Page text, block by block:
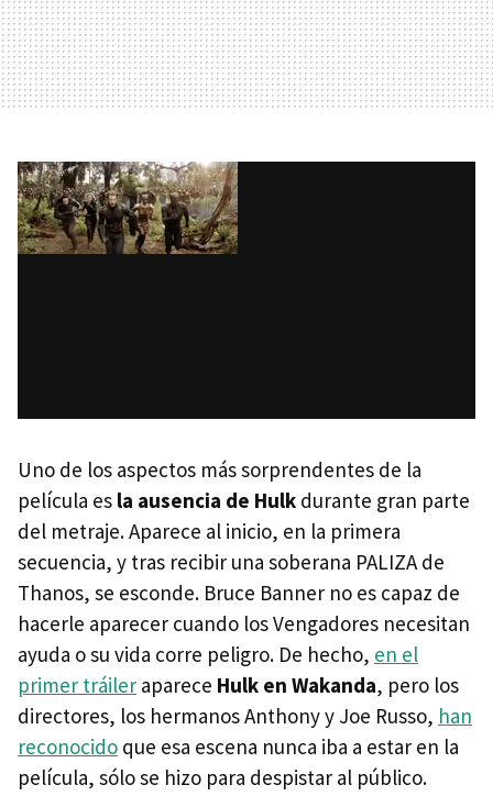
Uno de los aspectos más sorprendentes de la
película es la ausencia de Hulk durante gran parte
del metraje. Aparece al inicio, en la primera
secuencia, y tras recibir una soberana PALIZA de
Thanos, se esconde. Bruce Banner no es capaz de
hacerle aparecer cuando los Vengadores necesitan
ayuda o su vida corre peligro. De hecho, en el
primer tráiler aparece Hulk en Wakanda, pero los
directores, los hermanos Anthony y Joe Russo, han
reconocido que esa escena nunca iba a estar en la
película, sólo se hizo para despistar al público.